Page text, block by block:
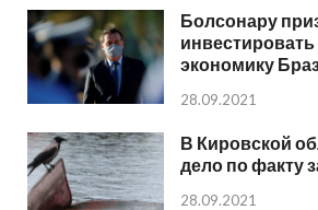
Болсонару
экономику
28.09.2021
В Кировской
дело по факту
28.09.2021